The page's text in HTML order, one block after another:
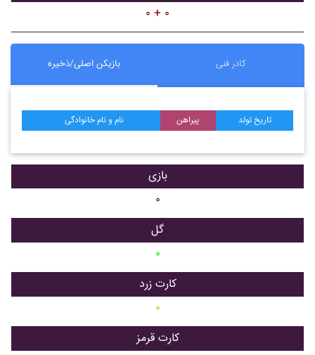
۰ + ۰
بازیکن اصلی/ذخیره کادر فنی
نام و نام خانوادگی پیراهن تاریخ تولد
بازی
۰
گل
۰
کارت زرد
۰
کارت قرمز